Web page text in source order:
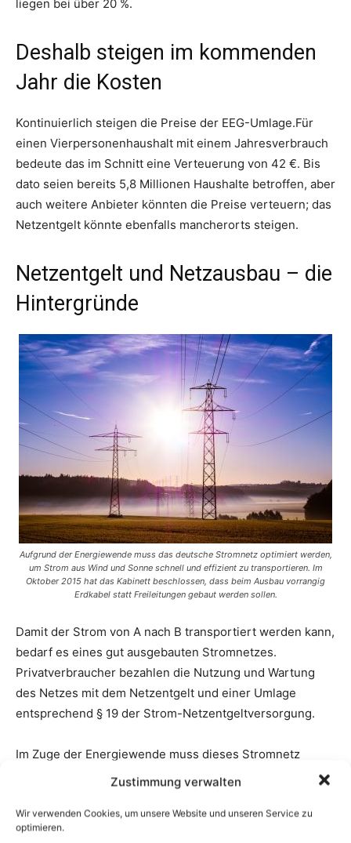
Zustimmung verwalten
Wir verwenden Cookies, um unsere Website und unseren Service zu
optimieren.